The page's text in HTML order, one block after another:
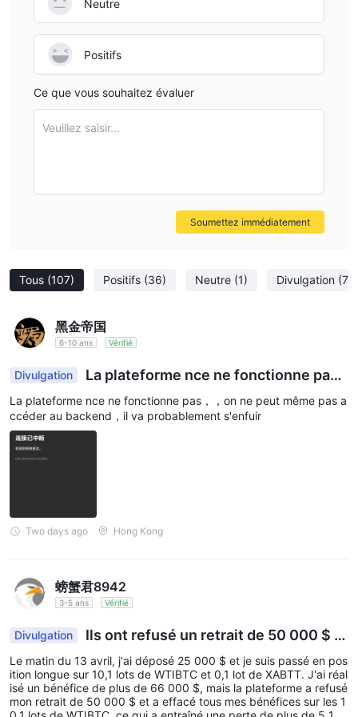
investir dans des ressources énergétiques vitales.
Indicesoffre une fenêtre sur la performance économique
mondiale à travers les Indices boursiers, permettant aux traders
de capter le pouls des grandes économies et de diversifier leurs
portefeuilles en conséquence.
Investir dans leActions
De plus, NCE prend en charge le trading sur
, débloquant des opportunités sur le marché
des actifs numériques, volatil mais prometteur, où les
l'intérêt des investisseurs et les rendements potentiels.
Compte Démo
NCE propose un compte démo qui vous permet d'essayer les
marchés financiers sans risque de perdre de l'argent.
NCE propose un total de quatre types de compte :
Compte Basique, Compte Plus, Compte Royal et
Compte Raw. Le dépôt minimum requis pour ouvrir un
basé sur des règles de levier ajustées à la liquidité.
L'effet de levier est automatiquement ajusté en fonction de
votre volume de trading ouvert réel (le total des lots de toutes
les positions ouvertes). Le calcul est par paliers, ce qui signifie
que différents niveaux d'effet de levier s'appliquent à
différentes plages de volume.
À mesure que votre Volume de trading augmente, le Effet de
Tous (107) Positifs (36) Neutre (1) Divulgation
黑金帝国
6-10 ans Vérifié
Divulgation
La plateforme nce ne fonctionne pa
s，，on ne peut même pas accéder au backen
d，il va probablement s'enfuir
La plateforme nce ne fonctionne pas，，on ne peut même pas a
ccéder au backend，il va probablement s'enfuir
Two days ago Hong Kong
螃蟹君8942
3-5 ans Vérifié
Divulgation
Ils ont refusé un retrait de 50 000 $ et
ont modifié les relevés de transactions et le Sold
es du compte.
Le matin du 13 avril, j'ai déposé 25 000 $ et je suis passé en pos
ition longue sur 10,1 lots de WTIBTC et 0,1 lot de XABTT. J'ai réal
isé un bénéfice de plus de 66 000 $, mais la plateforme a refusé
mon retrait de 50 000 $ et a effacé tous mes bénéfices sur les 1
Neutre
Positifs
Ce que vous souhaitez évaluer
Veuillez saisir...
Soumettez immédiatement